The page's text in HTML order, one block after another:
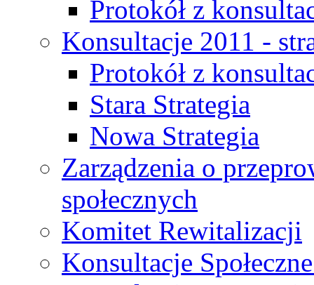
Protokół z
Konsultacje 2011 -
Protokół z
Stara Strategia
Nowa Strategia
Zarządzenia o
społecznych
Komitet Rewitalizacji
Konsultacje